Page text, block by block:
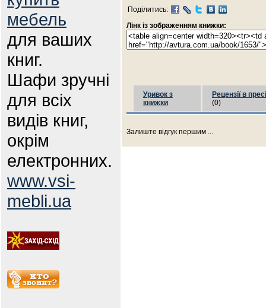
мебель
для ваших
книг.
Шафи зручні
для всіх
видів книг,
окрім
електронних.
www.vsi-
mebli.ua
Поділитись:
Лінк із зображенням книжки:
Уривок з
книжки
Рецензії в пресі
(0)
Залиште відгук першим ...